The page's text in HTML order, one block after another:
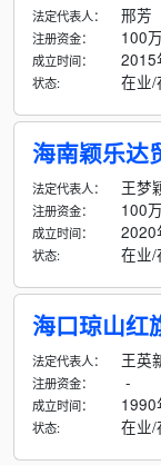
法定代表人： 邢芳
注册资金： 100
成立时间： 2015
状态: 在业/
海南颖乐达
法定代表人： 王梦
注册资金： 100
成立时间： 2020
状态: 在业/
海口琼山红
法定代表人： 王英
注册资金： -
成立时间： 1990
状态: 在业/